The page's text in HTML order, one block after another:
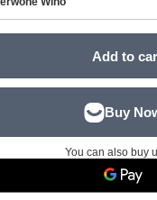
Add to
You can also buy